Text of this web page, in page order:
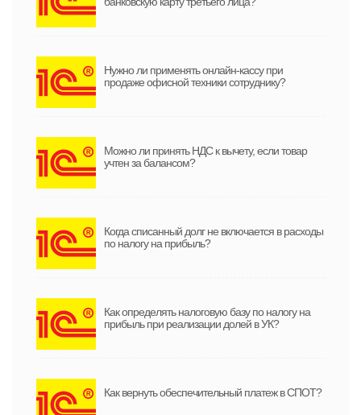
Нужно ли применять онлайн-кассу при
продаже офисной техники сотруднику?
Можно ли принять НДС к вычету, если товар
учтен за балансом?
Когда списанный долг не включается в расходы
по налогу на прибыль?
Как определять налоговую базу по налогу на
прибыль при реализации долей в УК?
Как вернуть обеспечительный платеж в СПОТ?